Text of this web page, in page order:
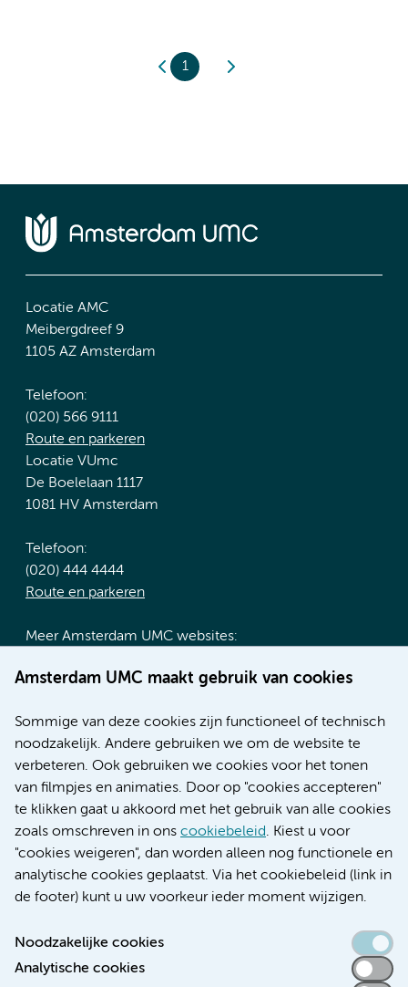
Amsterdam UMC maakt gebruik van cookies
Sommige van deze cookies zijn functioneel of technisch
noodzakelijk. Andere gebruiken we om de website te
verbeteren. Ook gebruiken we cookies voor het tonen
van filmpjes en animaties. Door op "cookies accepteren"
te klikken gaat u akkoord met het gebruik van alle cookies
zoals omschreven in ons cookiebeleid. Kiest u voor
"cookies weigeren", dan worden alleen nog functionele en
analytische cookies geplaatst. Via het cookiebeleid (link in
de footer) kunt u uw voorkeur ieder moment wijzigen.
Noodzakelijke cookies
Analytische cookies
1
Locatie AMC
Meibergdreef 9
1105 AZ Amsterdam
Telefoon:
(020) 566 9111
Route en parkeren
Locatie VUmc
De Boelelaan 1117
1081 HV Amsterdam
Telefoon:
(020) 444 4444
Route en parkeren
Meer Amsterdam UMC websites:
Werken bij Amsterdam UMC
Nieuws
Research
Educatie locatie AMC
Educatie locatie VUmc
Verwijzen & diagnostiek
Toegankelijkheidsverklaring